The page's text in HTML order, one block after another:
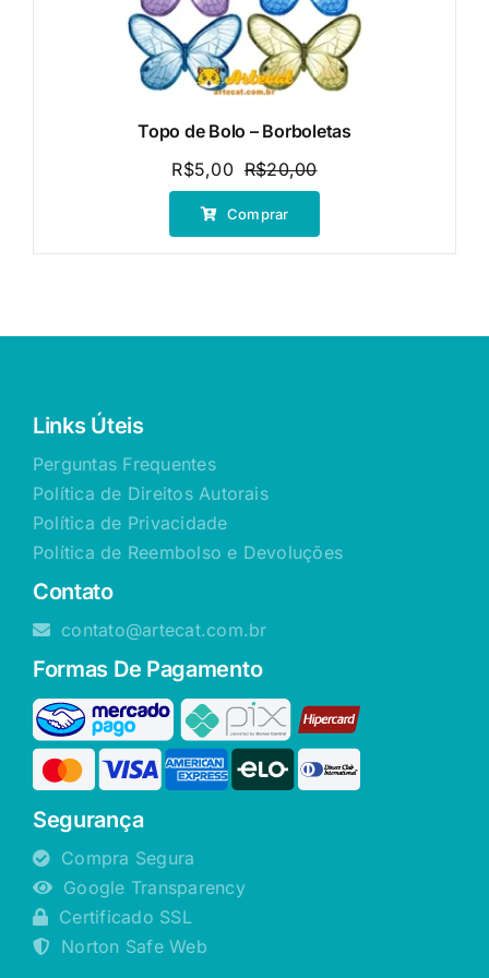
Topo de Bolo – Borboletas
R$20,00O
preço
era:
R$5,00
O
preço
é:
Comprar
Links Úteis
Perguntas Frequentes
Política de Direitos Autorais
Política de Privacidade
Política de Reembolso e Devoluções
Contato
contato@artecat.com.br
Formas De Pagamento
Segurança
Compra Segura
Google Transparency
Certificado SSL
Norton Safe Web